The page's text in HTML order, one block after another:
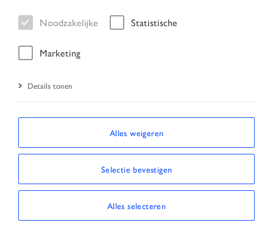
Bestelwagen
Aanhangwagen /
Oplegger
Noodzakelijke Statistische
Marketing
Details tonen
Alles weigeren
Selectie bevestigen
Alles selecteren